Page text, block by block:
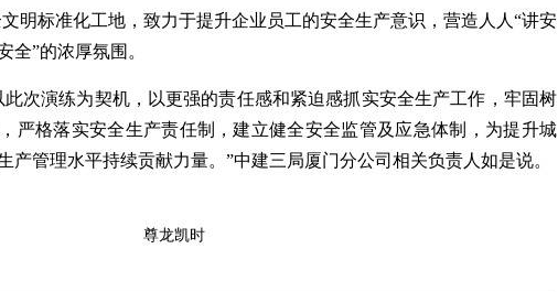
文明标准化工地，致力于提升企业员工的安全生产意识，营造人人“讲安
全”的浓厚氛围。
此次演练为契机，以更强的责任感和紧迫感抓实安全生产工作，牢固树
严格落实安全生产责任制，建立健全安全监管及应急体制，为提升城
产管理水平持续贡献力量。”中建三局厦门分公司相关负责人如是说。
尊龙凯时